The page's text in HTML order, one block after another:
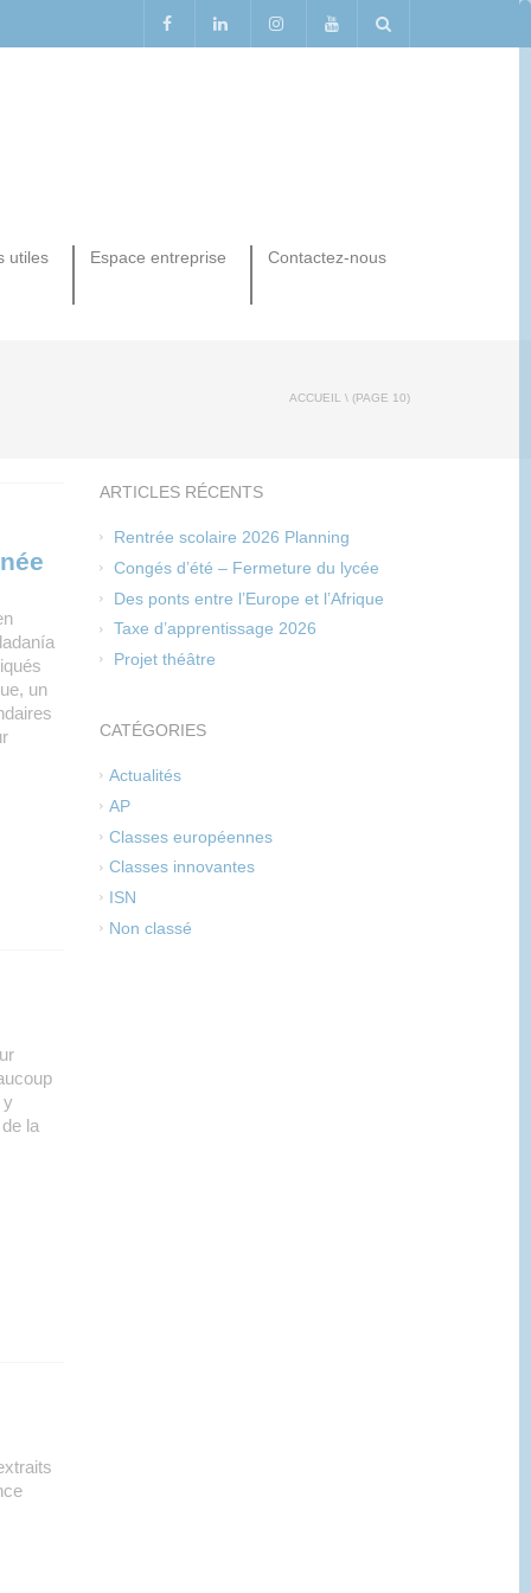
utiles Espace entreprise Contactez-nous
ACCUEIL \ (PAGE 10)
un
y
la
ARTICLES RÉCENTS
Rentrée scolaire 2026 Planning
Congés d’été – Fermeture du lycée
Des ponts entre l’Europe et l’Afrique
Taxe d’apprentissage 2026
Projet théâtre
CATÉGORIES
Actualités
AP
Classes européennes
Classes innovantes
ISN
Non classé